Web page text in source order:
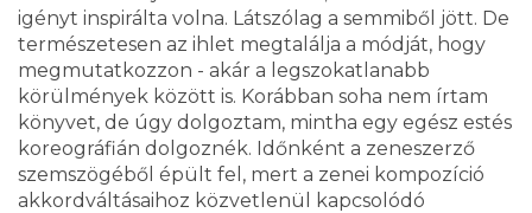
igényt inspirálta volna. Látszólag a semmiből jött. De
természetesen az ihlet megtalálja a módját, hogy
megmutatkozzon - akár a legszokatlanabb
körülmények között is. Korábban soha nem írtam
könyvet, de úgy dolgoztam, mintha egy egész estés
koreográfián dolgoznék. Időnként a zeneszerző
szemszögéből épült fel, mert a zenei kompozíció
akkordváltásaihoz közvetlenül kapcsolódó